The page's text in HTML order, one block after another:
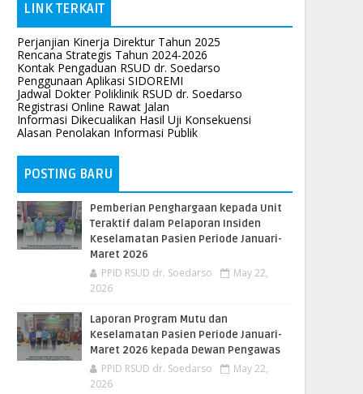
LINK TERKAIT
Perjanjian Kinerja Direktur Tahun 2025
Rencana Strategis Tahun 2024-2026
Kontak Pengaduan RSUD dr. Soedarso
Penggunaan Aplikasi SIDOREMI
Jadwal Dokter Poliklinik RSUD dr. Soedarso
Registrasi Online Rawat Jalan
Informasi Dikecualikan Hasil Uji Konsekuensi
Alasan Penolakan Informasi Publik
POSTING BARU
Pemberian Penghargaan kepada Unit
Teraktif dalam Pelaporan Insiden
Keselamatan Pasien Periode Januari-
Maret 2026
PPID RSUD dr. Soedarso
May 22,
2026
Laporan Program Mutu dan
Keselamatan Pasien Periode Januari-
Maret 2026 kepada Dewan Pengawas
PPID RSUD dr. Soedarso
May 22,
2026